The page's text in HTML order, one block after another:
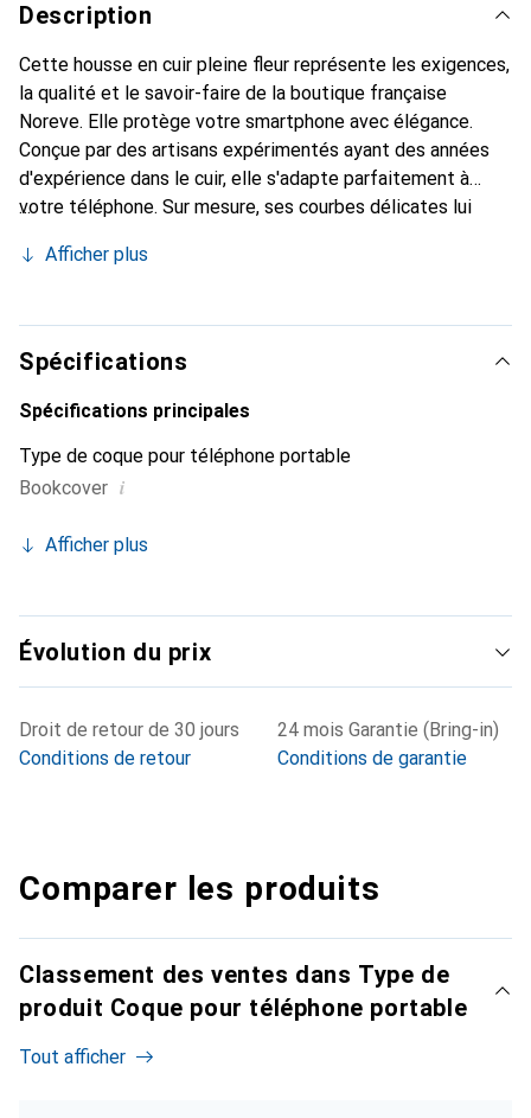
Description
Cette housse en cuir pleine fleur représente les exigences,
la qualité et le savoir-faire de la boutique française
Noreve. Elle protège votre smartphone avec élégance.
Conçue par des artisans expérimentés ayant des années
d'expérience dans le cuir, elle s'adapte parfaitement à
votre téléphone. Sur mesure, ses courbes délicates lui
l'accessoire chic et indispensable pour votre smartphone.
ses produits de haute qualité et constitue un choix fiable
pour une clientèle exigeante.
Afficher plus
Spécifications
Spécifications principales
Type de coque pour téléphone portable
Bookcover i
Afficher plus
Évolution du prix
Droit de retour de 30 jours
Conditions de retour
24 mois Garantie (Bring-in)
Conditions de garantie
Comparer les produits
Classement des ventes dans Type de
produit Coque pour téléphone portable
Tout afficher